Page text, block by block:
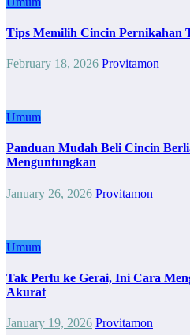
Tips Memilih Cincin Pernikahan
February 18, 2026 Provitamon
Umum
Panduan Mudah Beli Cincin
Menguntungkan
January 26, 2026 Provitamon
Umum
Tak Perlu ke Gerai, Ini Cara
Akurat
January 19, 2026 Provitamon